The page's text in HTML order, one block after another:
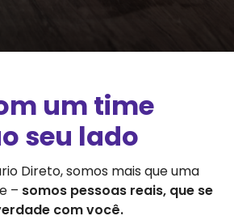
um time
seu lado
Direto, somos mais que uma
– somos pessoas reais, que se
com você.